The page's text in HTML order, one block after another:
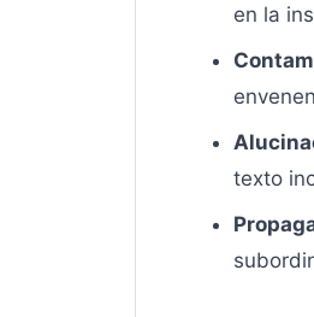
en la
texto